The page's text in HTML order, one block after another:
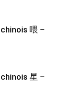
喂 –
星 –